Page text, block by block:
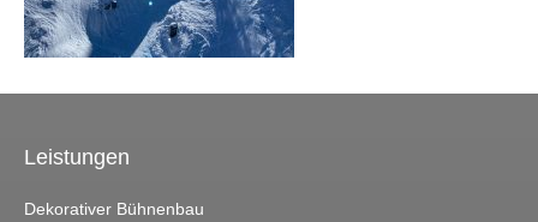
Leistungen
Dekorativer Bühnenbau